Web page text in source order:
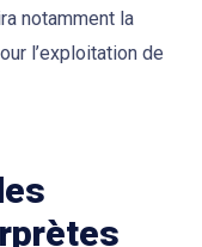
notamment la
l’exploitation de